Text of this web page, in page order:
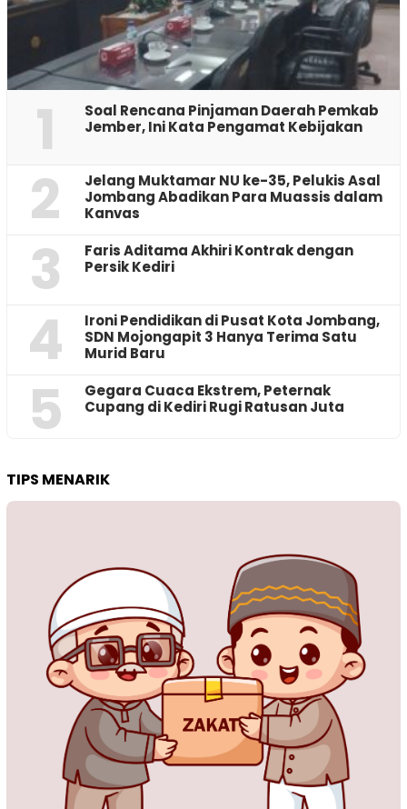
1
‎Soal Rencana Pinjaman Daerah Pemkab
Jember, Ini Kata Pengamat Kebijakan ‎
2
Jelang Muktamar NU ke-35, Pelukis Asal
Jombang Abadikan Para Muassis dalam
Kanvas
3
Faris Aditama Akhiri Kontrak dengan
Persik Kediri
4
Ironi Pendidikan di Pusat Kota Jombang,
SDN Mojongapit 3 Hanya Terima Satu
Murid Baru
5
‎Gegara Cuaca Ekstrem, Peternak
Cupang di Kediri Rugi Ratusan Juta
TIPS MENARIK